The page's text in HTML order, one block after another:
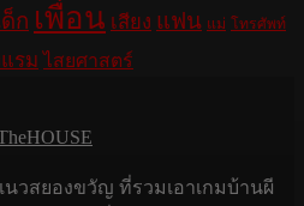
ด็ก เพื่อน เสียง แฟน แม่ โทรศัพท์
รม ไสยศาสตร์
นวสยองขวัญ ที่รวมเอาเกมบ้านผี